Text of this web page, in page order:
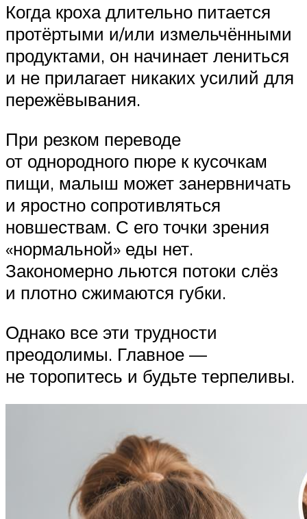
Когда кроха длительно питается
протёртыми и/или измельчёнными
продуктами, он начинает лениться
и не прилагает никаких усилий для
пережёвывания.
При резком переводе
от однородного пюре к кусочкам
пищи, малыш может занервничать
и яростно сопротивляться
новшествам. С его точки зрения
«нормальной» еды нет.
Закономерно льются потоки слёз
и плотно сжимаются губки.
Однако все эти трудности
преодолимы. Главное —
не торопитесь и будьте терпеливы.